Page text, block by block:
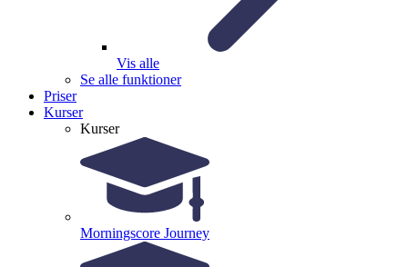
Vis alle
Se alle funktioner
Priser
Kurser
Kurser
Morningscore Journey